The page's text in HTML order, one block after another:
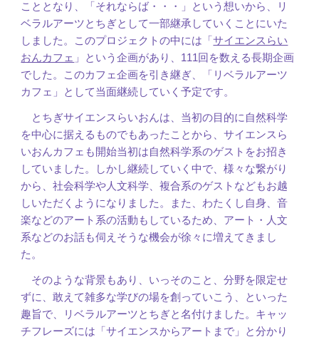
こととなり、「それならば・・・」という想いから、リ
ベラルアーツとちぎとして一部継承していくことにいた
しました。 このプロジェクトの中には「サイエンスらい
おんカフェ 」という企画があり、111回を数える長期企画
でした。このカフェ企画を引き継ぎ、「リベラルアーツ
カフェ」として当面継続していく予定です。
とちぎサイエンスらいおんは、当初の目的に自然科学
を中心に据えるものでもあったことから、サイエンスら
いおんカフェも開始当初は自然科学系のゲストをお招き
していました。しかし継続していく中で、様々な繋がり
から、社会科学や人文科学、複合系のゲストなどもお越
しいただくようになりました。また、わたくし自身、音
楽などのアート系の活動もしているため、アート・人文
系などのお話も伺えそうな機会が徐々に増えてきまし
た。
そのような背景もあり、いっそのこと、分野を限定せ
ずに、敢えて雑多な学びの場を創っていこう、といった
趣旨で、リベラルアーツとちぎと名付けました。キャッ
チフレーズには「サイエンスからアートまで」と分かり